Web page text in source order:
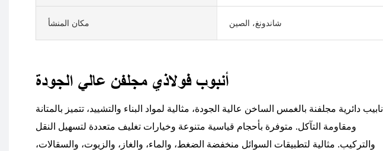
مكان المنشأ شاندونغ، الصين
أنبوب فولاذي مجلفن عالي الجودة
أنابيب دائرية مجلفنة بالغمس الساخن عالية الجودة، مثالية لمواد البناء والتشييد، تتميز بالمتانة
ومقاومة التآكل. متوفرة بأحجام قياسية متنوعة وخيارات تغليف متعددة لتسهيل النقل
والتركيب. مثالية لتطبيقات السوائل منخفضة الضغط، والماء، والغاز، والزيوت، والسقالات،